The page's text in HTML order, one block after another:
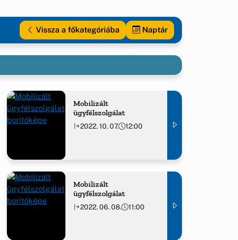
Vissza a főkategóriába Naptár
Mobilizált
ügyfélszolgálat
2022. 10. 07. 12:00
Mobilizált
ügyfélszolgálat
2022. 06. 08. 11:00